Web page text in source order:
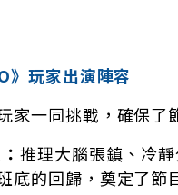
》玩家出演陣容
家一同挑戰，確保了
推理大腦張鎮、冷
底的回歸，奠定了節